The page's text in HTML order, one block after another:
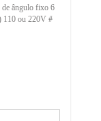
ângulo fixo 6
110 ou 220V #